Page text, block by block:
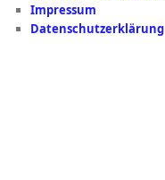
Impressum
Datenschutzerklärung